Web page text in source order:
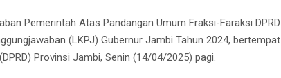
Pemerintah Atas Pandangan Umum Fraksi-Faraksi DPRD
(LKPJ) Gubernur Jambi Tahun 2024, bertempat
Provinsi Jambi, Senin (14/04/2025) pagi.